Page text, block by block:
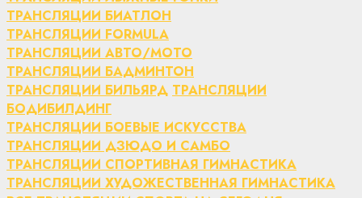
ТРАНСЛЯЦИИ БИАТЛОН
ТРАНСЛЯЦИИ FORMULA
ТРАНСЛЯЦИИ АВТО/МОТО
ТРАНСЛЯЦИИ БАДМИНТОН
ТРАНСЛЯЦИИ БИЛЬЯРД ТРАНСЛЯЦИИ
БОДИБИЛДИНГ
ТРАНСЛЯЦИИ БОЕВЫЕ ИСКУССТВА
ТРАНСЛЯЦИИ ДЗЮДО И САМБО
ТРАНСЛЯЦИИ СПОРТИВНАЯ ГИМНАСТИКА
ТРАНСЛЯЦИИ ХУДОЖЕСТВЕННАЯ ГИМНАСТИКА